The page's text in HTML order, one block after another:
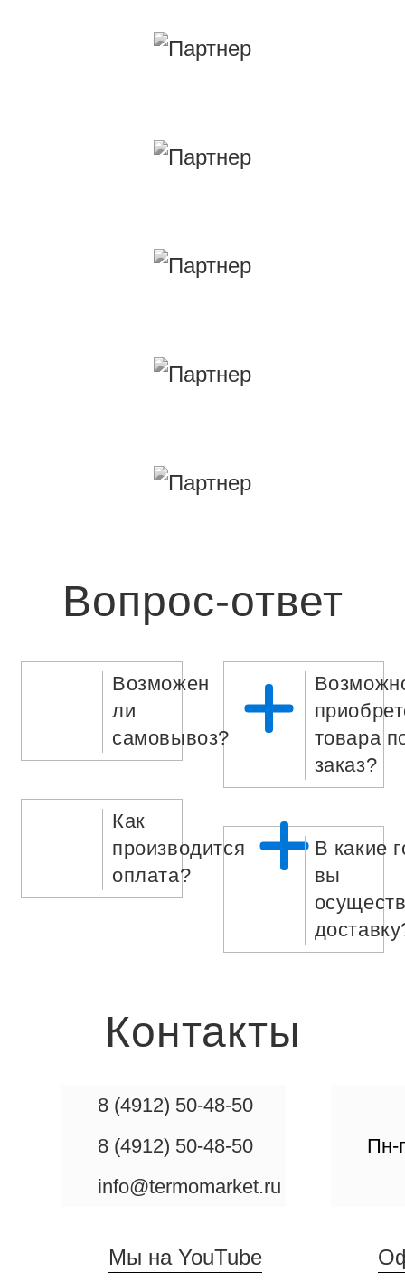
Вопрос-ответ
Возможен
ли
самовывоз?
Как
производится
оплата?
товара
заказ?
В какие
вы
Контакты
8 (4912) 50-48-50
8 (4912) 50-48-50
info@termomarket.ru
Пн-
Мы на YouTube